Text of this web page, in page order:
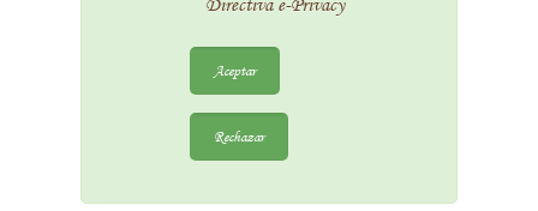
Directiva e-Privacy
Aceptar
Rechazar